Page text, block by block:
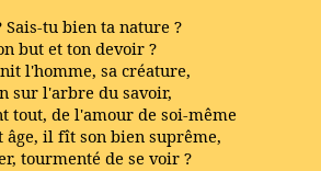
Sais-tu bien ta nature ?
but et ton devoir ?
l'homme, sa créature,
sur l'arbre du savoir,
tout, de l'amour de soi-même
âge, il fît son bien suprême,
tourmenté de se voir ?